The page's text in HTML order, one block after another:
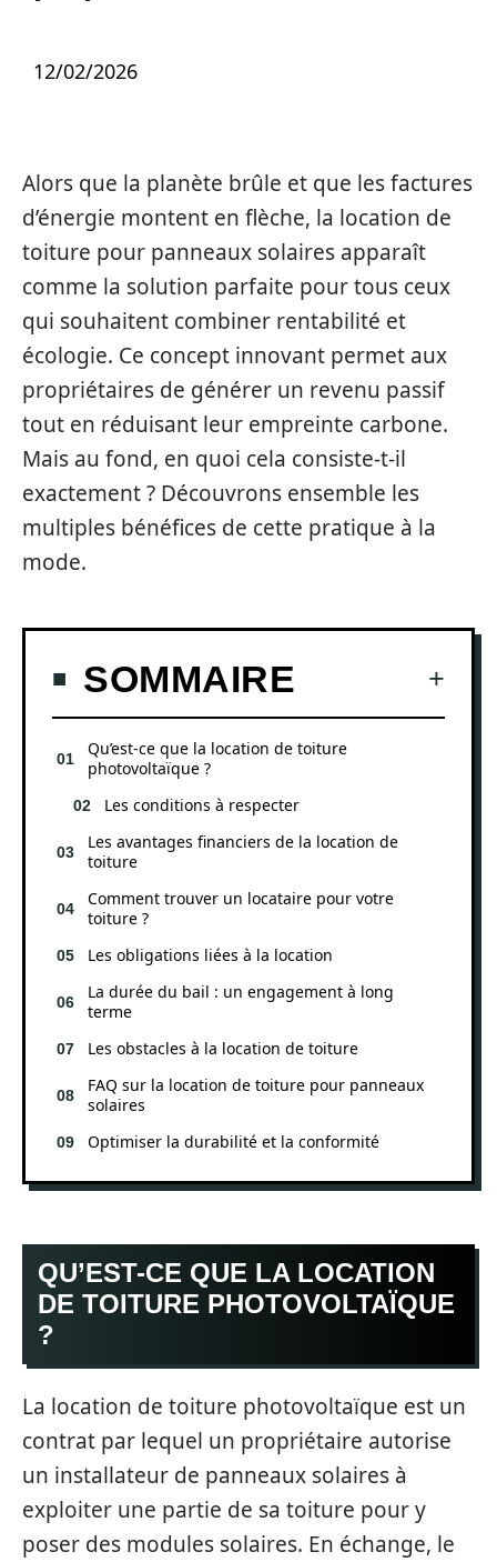
12/02/2026
Alors que la planète brûle et que les factures
d’énergie montent en flèche, la location de
toiture pour panneaux solaires apparaît
comme la solution parfaite pour tous ceux
qui souhaitent combiner rentabilité et
écologie. Ce concept innovant permet aux
propriétaires de générer un revenu passif
tout en réduisant leur empreinte carbone.
Mais au fond, en quoi cela consiste-t-il
exactement ? Découvrons ensemble les
multiples bénéfices de cette pratique à la
mode.
SOMMAIRE
Qu’est-ce que la location de toiture
photovoltaïque ?
Les conditions à respecter
Les avantages financiers de la location de
toiture
Comment trouver un locataire pour votre
toiture ?
Les obligations liées à la location
La durée du bail : un engagement à long
terme
Les obstacles à la location de toiture
FAQ sur la location de toiture pour panneaux
solaires
Optimiser la durabilité et la conformité
QU’EST-CE QUE LA LOCATION
DE TOITURE PHOTOVOLTAÏQUE
?
La location de toiture photovoltaïque est un
contrat par lequel un propriétaire autorise
un installateur de panneaux solaires à
exploiter une partie de sa toiture pour y
poser des modules solaires. En échange, le